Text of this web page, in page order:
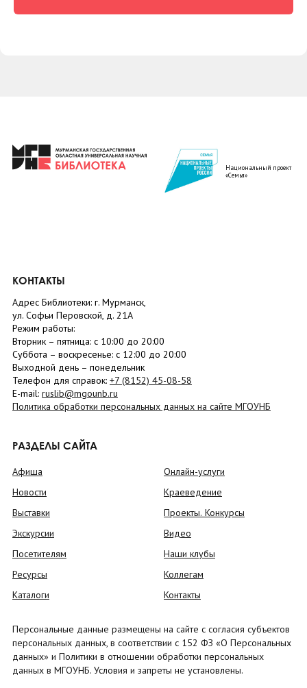
Национальный проект
«Семья»
КОНТАКТЫ
Адрес Библиотеки: г. Мурманск,
ул. Софьи Перовской, д. 21А
Режим работы:
Вторник – пятница: с 10:00 до 20:00
Суббота – воскресенье: c 12:00 до 20:00
Выходной день – понедельник
Телефон для справок: +7 (8152) 45-08-58
E-mail: ruslib@mgounb.ru
Политика обработки персональных данных на сайте МГОУНБ
РАЗДЕЛЫ САЙТА
Афиша
Новости
Выставки
Экскурсии
Посетителям
Ресурсы
Каталоги
Онлайн-услуги
Краеведение
Проекты. Конкурсы
Видео
Наши клубы
Коллегам
Контакты
Персональные данные размещены на сайте с согласия субъектов
персональных данных, в соответствии с 152 ФЗ «О Персональных
данных» и Политики в отношении обработки персональных
данных в МГОУНБ. Условия и запреты не установлены.